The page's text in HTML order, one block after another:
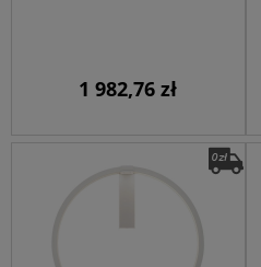
1 982,76 zł